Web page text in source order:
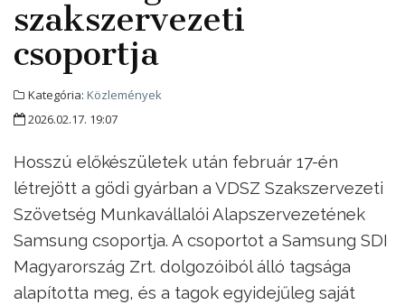
szakszervezeti
csoportja
Kategória: Közlemények
2026.02.17. 19:07
Hosszú előkészületek után február 17-én
létrejött a gödi gyárban a VDSZ Szakszervezeti
Szövetség Munkavállalói Alapszervezetének
Samsung csoportja. A csoportot a Samsung SDI
Magyarország Zrt. dolgozóiból álló tagsága
alapította meg, és a tagok egyidejűleg saját